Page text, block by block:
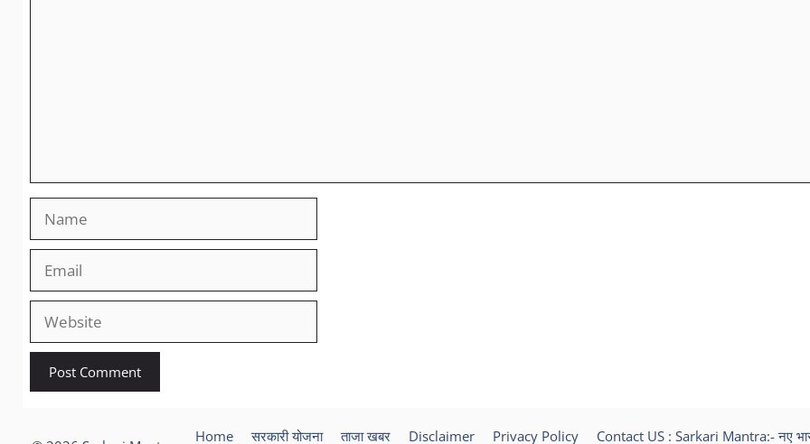
Website
Home सरकारी योजना ताजा खबर Disclaimer Privacy Policy Contact US : Sarkari Mantra:- नए